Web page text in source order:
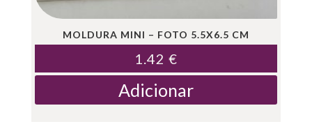
MOLDURA MINI – FOTO 5.5X6.5 CM
1.42 €
Adicionar